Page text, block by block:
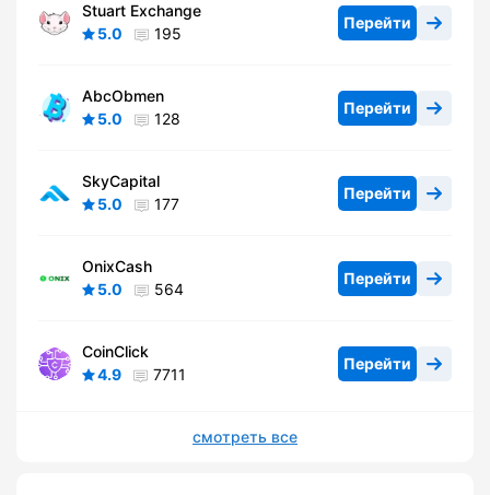
Stuart Exchange
5.0
195
Перейти
AbcObmen
5.0
128
Перейти
SkyCapital
5.0
177
Перейти
OnixCash
5.0
564
Перейти
CoinClick
4.9
7711
Перейти
смотреть все